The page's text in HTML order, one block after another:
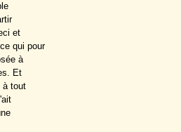
et
qui pour
à
Et
à tout